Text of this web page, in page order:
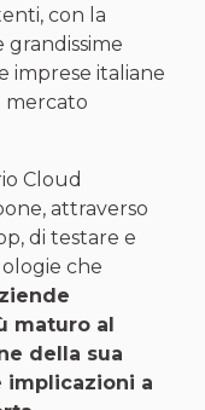
con la
grandissime
imprese italiane
mercato
Cloud
attraverso
di testare e
che
maturo al
della sua
implicazioni a